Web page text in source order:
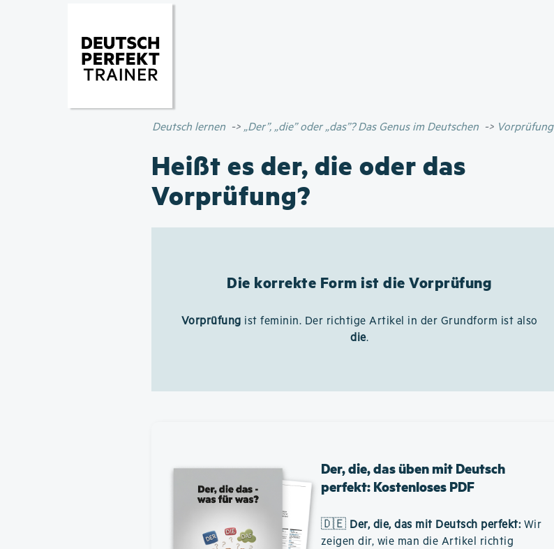
Deutsch lernen „Der”, „die” oder „das”? Das Genus im Deutschen Vorprüfung
Heißt es der, die oder das
Vorprüfung?
Die korrekte Form ist die Vorprüfung
Vorprüfung ist feminin. Der richtige Artikel in der Grundform ist also
die.
Der, die, das üben mit Deutsch
perfekt: Kostenloses PDF
🇩🇪 Der, die, das mit Deutsch perfekt: Wir
zeigen dir, wie man die Artikel richtig